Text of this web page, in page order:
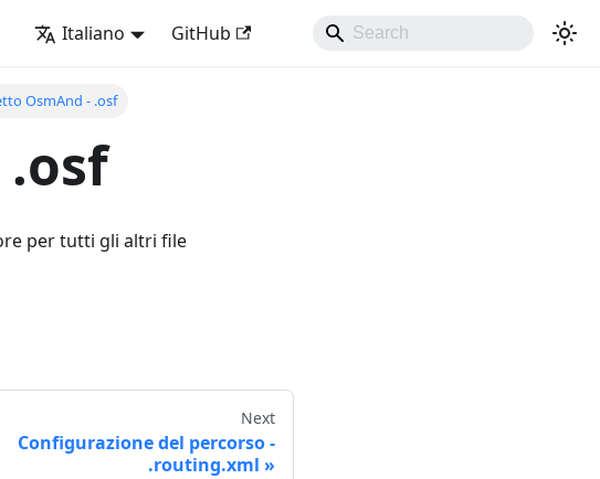
Italiano GitHub
OsmAnd - .osf
per tutti gli altri file
Next
Configurazione del percorso -
.routing.xml